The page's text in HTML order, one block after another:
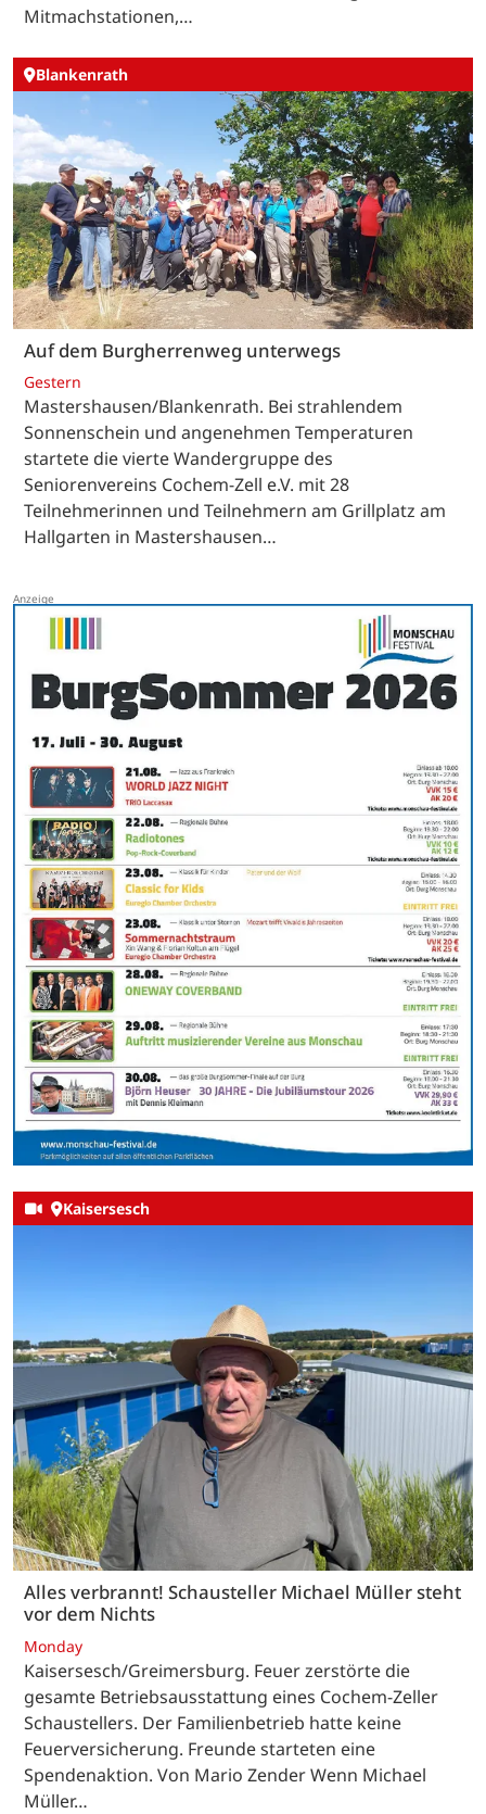
Mitmachstationen,…
Blankenrath
Auf dem Burgherrenweg unterwegs
Gestern
Mastershausen/Blankenrath. Bei strahlendem
Sonnenschein und angenehmen Temperaturen
startete die vierte Wandergruppe des
Seniorenvereins Cochem-Zell e.V. mit 28
Teilnehmerinnen und Teilnehmern am Grillplatz am
Hallgarten in Mastershausen…
Kaisersesch
Alles verbrannt! Schausteller Michael Müller steht
vor dem Nichts
Monday
Kaisersesch/Greimersburg. Feuer zerstörte die
gesamte Betriebsausstattung eines Cochem-Zeller
Schaustellers. Der Familienbetrieb hatte keine
Feuerversicherung. Freunde starteten eine
Spendenaktion. Von Mario Zender Wenn Michael
Müller…